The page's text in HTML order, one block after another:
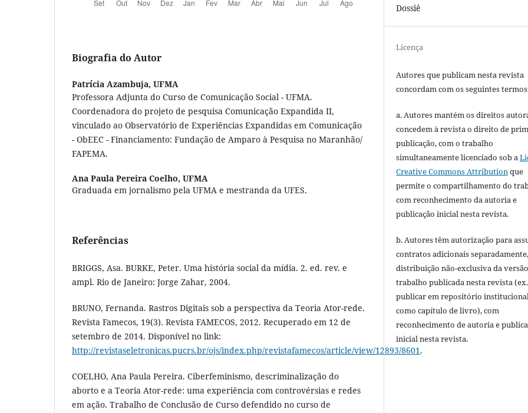
Biografia do Autor
Patrícia Azambuja, UFMA
Professora Adjunta do Curso de Comunicação Social - UFMA.
Coordenadora do projeto de pesquisa Comunicação Expandida II,
vinculado ao Observatório de Experiências Expandidas em Comunicação
- ObEEC - Financiamento: Fundação de Amparo à Pesquisa no Maranhão/
FAPEMA.
Ana Paula Pereira Coelho, UFMA
Graduada em jornalismo pela UFMA e mestranda da UFES.
Referências
BRIGGS, Asa. BURKE, Peter. Uma história social da mídia. 2. ed. rev. e
ampl. Rio de Janeiro: Jorge Zahar, 2004.
BRUNO, Fernanda. Rastros Digitais sob a perspectiva da Teoria Ator-rede.
Revista Famecos, 19(3). Revista FAMECOS, 2012. Recuperado em 12 de
setembro de 2014. Disponível no link:
http://revistaseletronicas.pucrs.br/ojs/index.php/revistafamecos/article/view/12893/8601.
COELHO, Ana Paula Pereira. Ciberfeminismo, descriminalização do
aborto e a Teoria Ator-rede: uma experiência com controvérsias e redes
em ação. Trabalho de Conclusão de Curso defendido no curso de
Dossiê
Licença
Autores que publicam nesta revista
concordam com os seguintes
a. Autores mantém os direitos
concedem à revista o direito de
publicação, com o trabalho
simultaneamente licenciado sob a
Creative Commons Attributionque
permite o compartilhamento do
com reconhecimento da autoria e
publicação inicial nesta revista.
b. Autores têm autorização para
contratos adicionais
distribuição não-exclusiva da
trabalho publicada nesta revista
publicar em repositório
como capítulo de livro), com
reconhecimento de autoria e
inicial nesta revista.